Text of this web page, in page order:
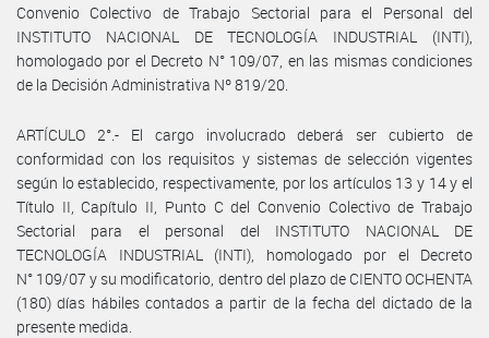
Convenio Colectivo de Trabajo Sectorial para el Personal del
INSTITUTO NACIONAL DE TECNOLOGÍA INDUSTRIAL (INTI),
homologado por el Decreto N° 109/07, en las mismas condiciones
de la Decisión Administrativa Nº 819/20.
ARTÍCULO 2°.- El cargo involucrado deberá ser cubierto de
conformidad con los requisitos y sistemas de selección vigentes
según lo establecido, respectivamente, por los artículos 13 y 14 y el
Título II, Capítulo II, Punto C del Convenio Colectivo de Trabajo
Sectorial para el personal del INSTITUTO NACIONAL DE
TECNOLOGÍA INDUSTRIAL (INTI), homologado por el Decreto
N° 109/07 y su modificatorio, dentro del plazo de CIENTO OCHENTA
(180) días hábiles contados a partir de la fecha del dictado de la
presente medida.